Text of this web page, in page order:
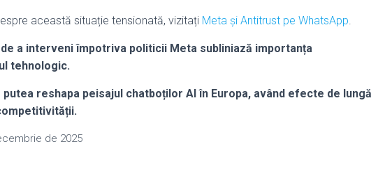
această situație tensionată, vizitați Meta și Antitrust pe WhatsApp.
a interveni împotriva politicii Meta subliniază importanța
tehnologic.
reshapa peisajul chatboților AI în Europa, având efecte de lungă
de 2025